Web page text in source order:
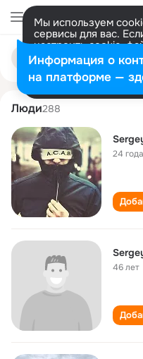
Мы используем
сервисы для вас.
настроить cookie-
представитель.
Разрешить все
Поиск
людям
sergey priymak
Люди288
24 года
46 лет
Информация о
на платформе —